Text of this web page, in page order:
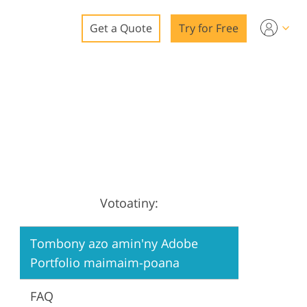
Get a Quote Try for Free
Votoatiny:
Tombony azo amin'ny Adobe
Portfolio maimaim-poana
FAQ